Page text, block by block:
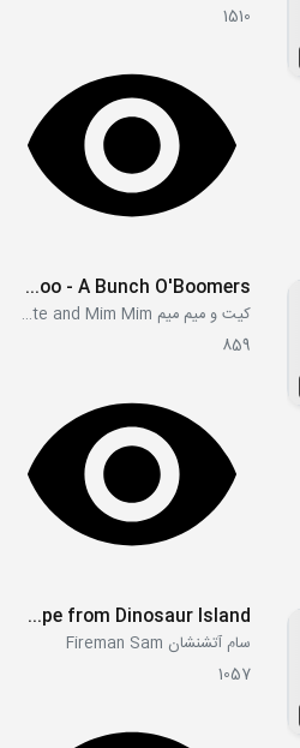
1510
S1E44&45 - The Mimiloo Zoo - A Bunch O'Boomers
کیت و میم میم Kate and Mim Mim
859
S12E09 - Escape from Dinosaur Island
سام آتشنشان Fireman Sam
1057